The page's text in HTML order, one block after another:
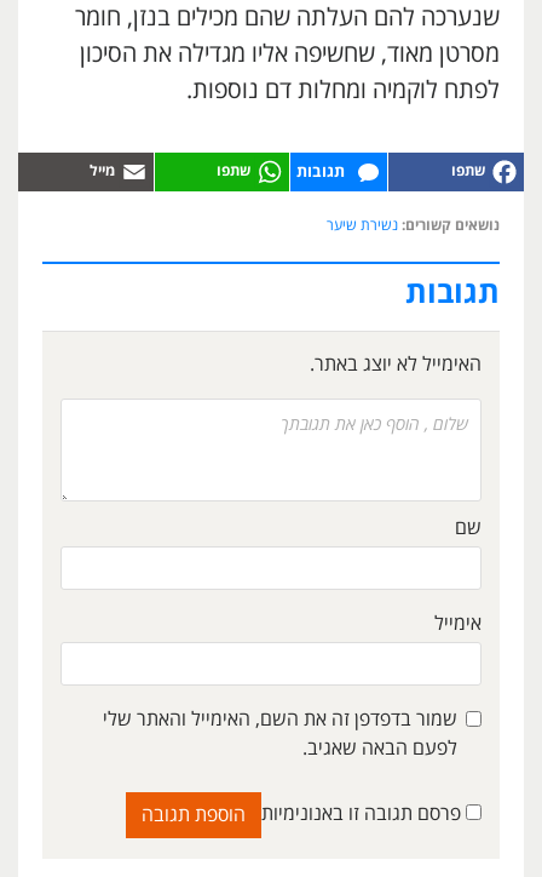
שנערכה להם העלתה שהם מכילים בנזן, חומר
מסרטן מאוד, שחשיפה אליו מגדילה את הסיכון
לפתח לוקמיה ומחלות דם נוספות.
תגובות
נושאים קשורים: נשירת שיער
תגובות
האימייל לא יוצג באתר.
שם
אימייל
שמור בדפדפן זה את השם, האימייל והאתר שלי
לפעם הבאה שאגיב.
פרסם תגובה זו באנונימיות